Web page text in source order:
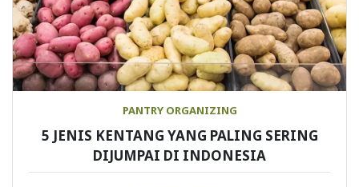
PANTRY ORGANIZING
5 JENIS KENTANG YANG PALING SERING
DIJUMPAI DI INDONESIA